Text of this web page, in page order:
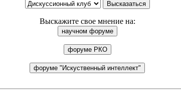
Выскажите свое мнение на: